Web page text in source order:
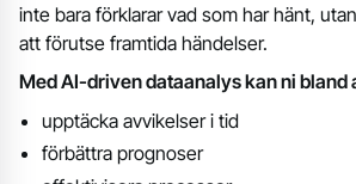
inte bara förklarar vad som har hänt,
att förutse framtida händelser.
Med AI-driven dataanalys kan ni bland
upptäcka avvikelser i tid
förbättra prognoser